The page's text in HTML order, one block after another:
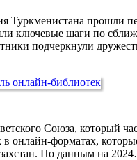
Туркменистана прошли
ключевые шаги по
подчеркнули
Союза, который
в онлайн-форматах,
По данным на